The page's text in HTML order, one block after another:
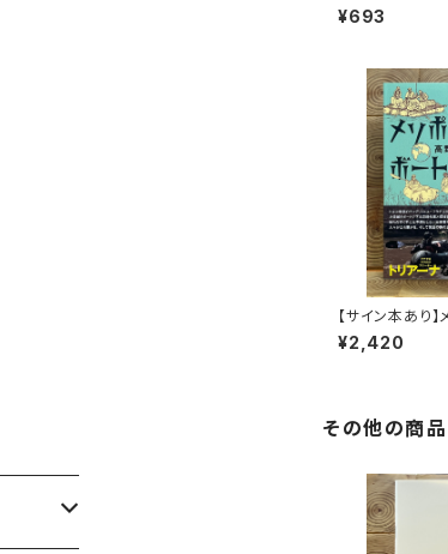
¥693
【サイン本あり
ート三人男
¥2,420
その他の商品